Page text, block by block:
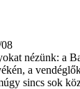
nézünk: a
a
sincs sok